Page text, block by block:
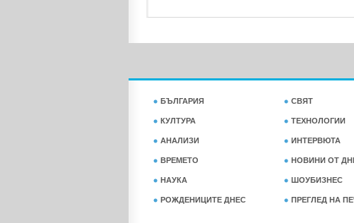
БЪЛГАРИЯ СВЯТ
КУЛТУРА ТЕХНОЛОГИИ
АНАЛИЗИ ИНТЕРВЮТА
ВРЕМЕТО НОВИНИ ОТ
НАУКА ШОУБИЗНЕС
РОЖДЕНИЦИТЕ ДНЕС ПРЕГЛЕД НА